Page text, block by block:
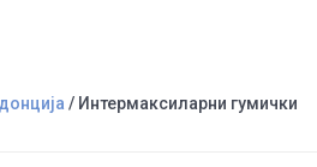
/ Интермаксиларни гумички